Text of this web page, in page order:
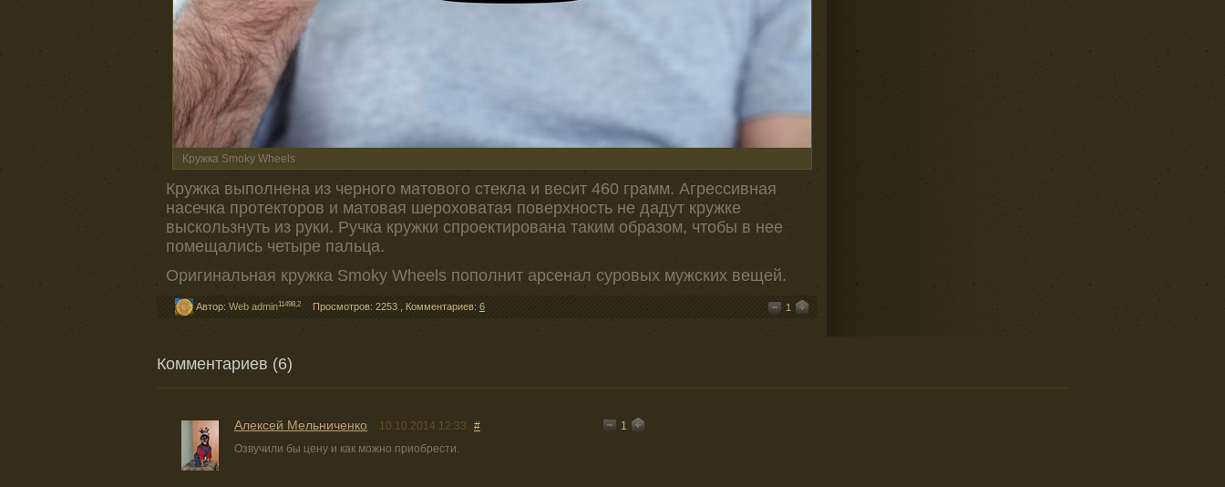
Кружка Smoky Wheels
Кружка выполнена из черного матового стекла и весит 460 грамм. Агрессивная
насечка протекторов и матовая шероховатая поверхность не дадут кружке
выскользнуть из руки. Ручка кружки спроектирована таким образом, чтобы в нее
помещались четыре пальца.
Оригинальная кружка Smoky Wheels пополнит арсенал суровых мужских вещей.
Автор: Web admin11498,2 Просмотров: 2253 Комментариев: 6 1
Комментариев (6)
Алексей Мельниченко 10.10.2014 12:33 #
1
Озвучили бы цену и как можно приобрести.